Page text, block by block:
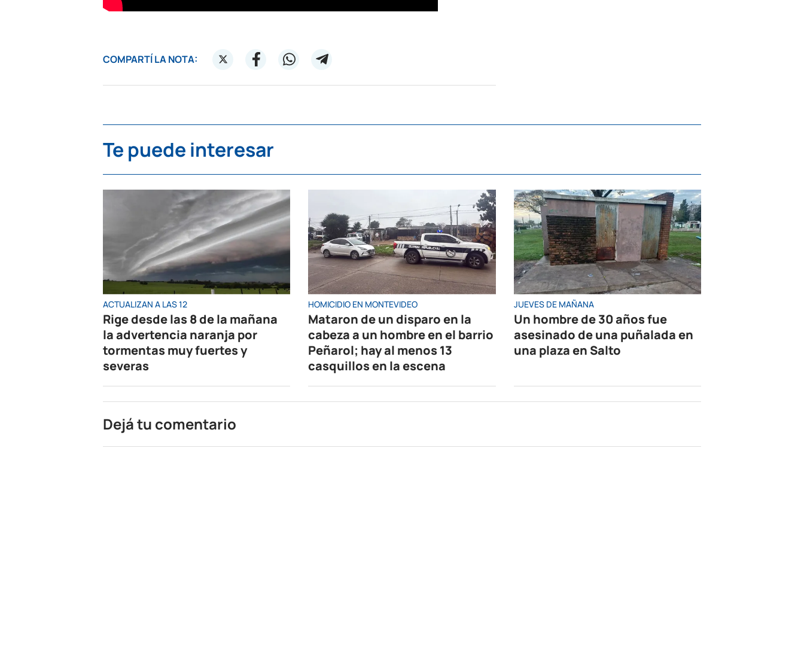
COMPARTÍ LA NOTA:
Te puede interesar
ACTUALIZAN A LAS 12
Rige desde las 8 de la mañana
la advertencia naranja por
tormentas muy fuertes y
severas
HOMICIDIO EN MONTEVIDEO
Mataron de un disparo en la
cabeza a un hombre en el barrio
Peñarol; hay al menos 13
casquillos en la escena
JUEVES DE MAÑANA
Un hombre de 30 años fue
asesinado de una puñalada en
una plaza en Salto
Dejá tu comentario